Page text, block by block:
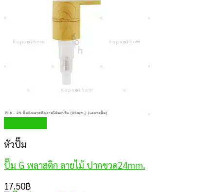
หัวปั๊ม
ปั๊ม G พลาสติก ลายไม้ ปากขวด24mm.
17.50฿